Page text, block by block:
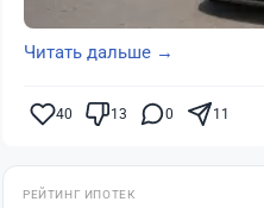
Читать дальше →
40 13 0 11
РЕЙТИНГ ИПОТЕК